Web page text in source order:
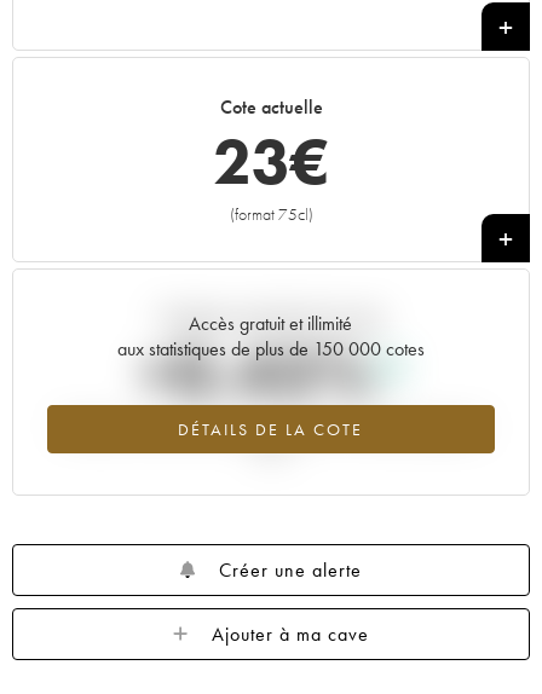
Cote actuelle
23€
(format 75cl)
+
Accès gratuit et illimité
aux statistiques de plus de 150 000 cotes
DÉTAILS DE LA COTE
Tendance actuelle de la cote
+0.43%
Tendance à la hausse du millésime 2020 en 2026 par rapport à
Créer une alerte
Ajouter à ma cave